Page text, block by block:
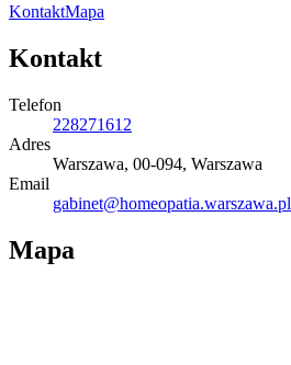
KontaktMapa
Kontakt
Telefon
228271612
Adres
Warszawa, 00-094, Warszawa
Email
gabinet@homeopatia.warszawa.pl
Mapa